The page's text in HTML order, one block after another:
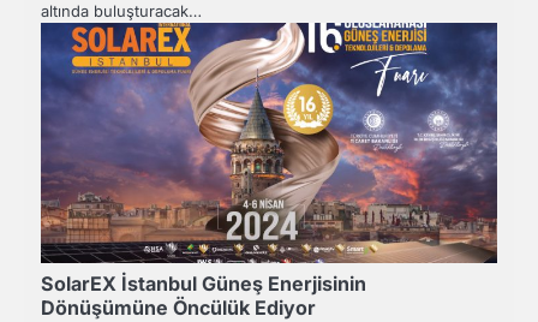
altında buluşturacak…
SolarEX İstanbul Güneş Enerjisinin
Dönüşümüne Öncülük Ediyor